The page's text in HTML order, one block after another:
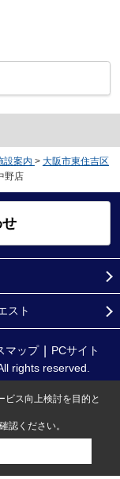
設案内 > 大阪市東住吉区
野店
スト
マップ
PCサイト
rights reserved.
ビス向上検討を目的と
認ください。